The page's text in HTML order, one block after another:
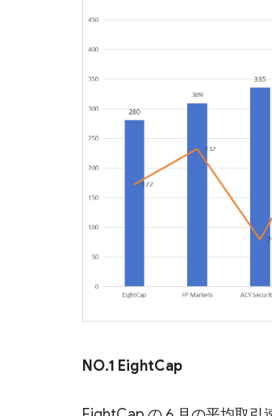
NO.1 EightCap